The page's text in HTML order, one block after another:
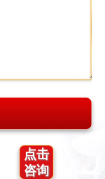
点击
咨询